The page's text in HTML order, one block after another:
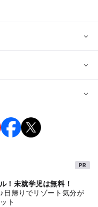
都合などにより変更にな
！未就学児は無料！
日帰りでリゾート気分が
ト